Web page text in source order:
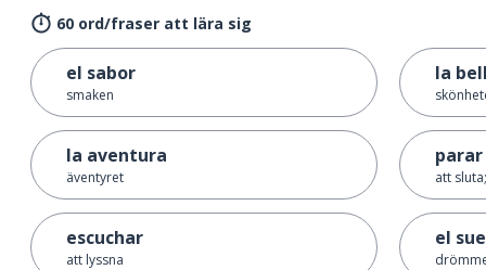
60 ord/fraser att lära sig
el sabor
smaken
la aventura
äventyret
escuchar
att lyssna
la
parar
att
el